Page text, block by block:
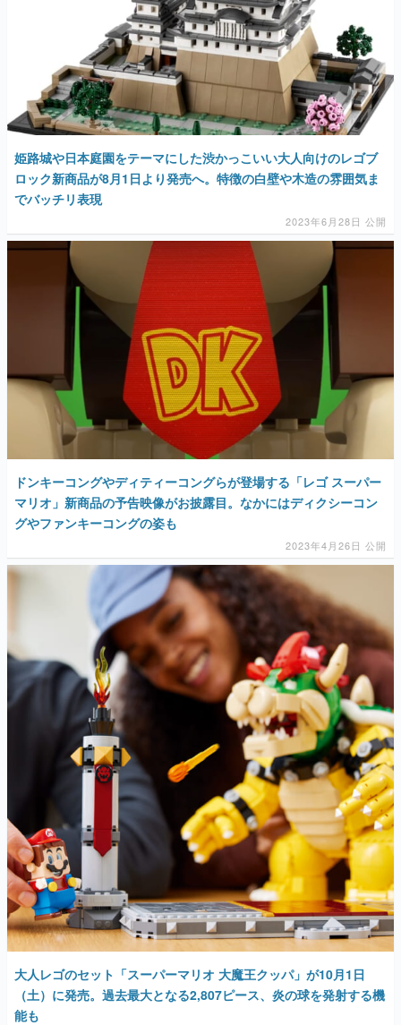
姫路城や日本庭園をテーマにした渋かっこいい大人向けのレゴブ
ロック新商品が8月1日より発売へ。特徴の白壁や木造の雰囲気ま
でバッチリ表現
2023年6月28日 公開
ドンキーコングやディティーコングらが登場する「レゴ スーパー
マリオ」新商品の予告映像がお披露目。なかにはディクシーコン
グやファンキーコングの姿も
2023年4月26日 公開
大人レゴのセット「スーパーマリオ 大魔王クッパ」が10月1日
（土）に発売。過去最大となる2,807ピース、炎の球を発射する機
能も